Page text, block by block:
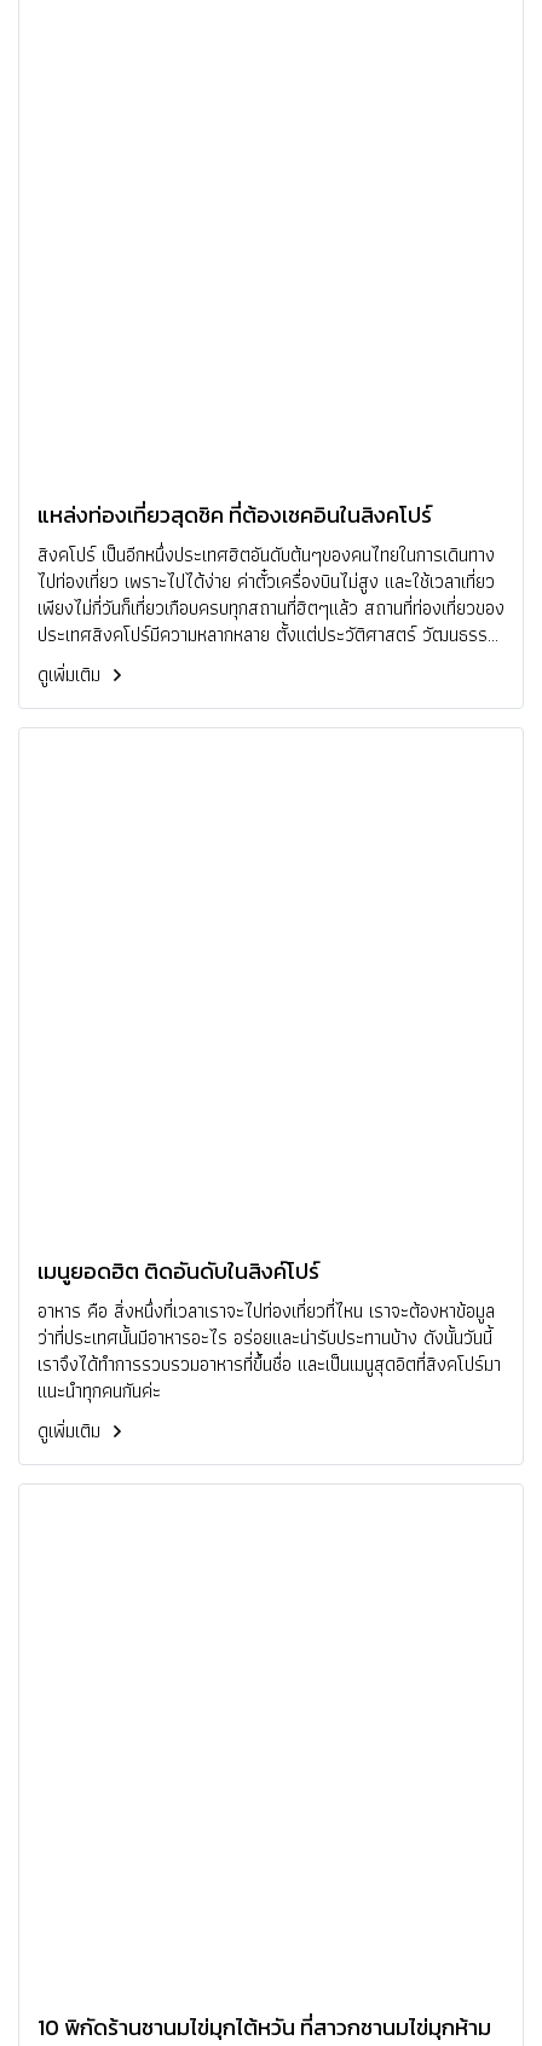
แหล่งท่องเที่ยวสุดชิค ที่ต้องเชคอินในสิงคโปร์
สิงคโปร์ เป็นอีกหนึ่งประเทศฮิตอันดับต้นๆของคนไทยในการเดินทาง
ไปท่องเที่ยว เพราะไปได้ง่าย ค่าตั๋วเครื่องบินไม่สูง และใช้เวลาเที่ยว
เพียงไม่กี่วันก็เที่ยวเกือบครบทุกสถานที่ฮิตๆแล้ว สถานที่ท่องเที่ยวของ
ประเทศสิงคโปร์มีความหลากหลาย ตั้งแต่ประวัติศาสตร์ วัฒนธรรม
ความเจริญก้าวหน้า รวมถึงย่านช้อปปิ้งที่มีสีสันต่างๆของเมืองด้วย
เราไปดูกันเลยดีกว่าว่าจะประเทศสิงคโปร์จะมีอะไรน่าสนใจบ้าง
ดูเพิ่มเติม
เมนูยอดฮิต ติดอันดับในสิงค์โปร์
อาหาร คือ สิ่งหนึ่งที่เวลาเราจะไปท่องเที่ยวที่ไหน เราจะต้องหาข้อมูล
ว่าที่ประเทศนั้นมีอาหารอะไร อร่อยและน่ารับประทานบ้าง ดังนั้นวันนี้
เราจึงได้ทำการรวบรวมอาหารที่ขึ้นชื่อ และเป็นเมนูสุดอิตที่สิงคโปร์มา
แนะนำทุกคนกันค่ะ
ดูเพิ่มเติม
10 พิกัดร้านชานมไข่มุกไต้หวัน ที่สาวกชานมไข่มุกห้าม